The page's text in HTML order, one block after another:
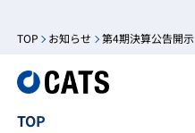
TOP お知らせ 第4期決算公告開示
TOP